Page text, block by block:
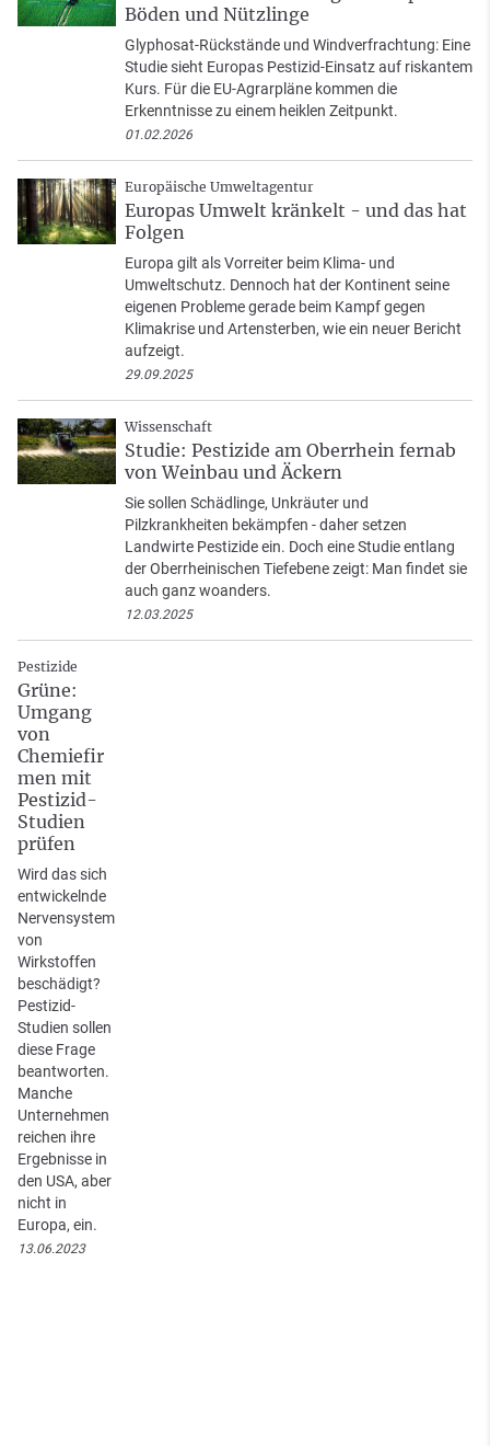
Böden und Nützlinge
Glyphosat-Rückstände und Windverfrachtung: Eine
Studie sieht Europas Pestizid-Einsatz auf riskantem
Kurs. Für die EU-Agrarpläne kommen die
Erkenntnisse zu einem heiklen Zeitpunkt.
01.02.2026
Europäische Umweltagentur
Europas Umwelt kränkelt - und das hat
Folgen
Europa gilt als Vorreiter beim Klima- und
Umweltschutz. Dennoch hat der Kontinent seine
eigenen Probleme gerade beim Kampf gegen
Klimakrise und Artensterben, wie ein neuer Bericht
aufzeigt.
29.09.2025
Wissenschaft
Studie: Pestizide am Oberrhein fernab
von Weinbau und Äckern
Sie sollen Schädlinge, Unkräuter und
Pilzkrankheiten bekämpfen - daher setzen
Landwirte Pestizide ein. Doch eine Studie entlang
der Oberrheinischen Tiefebene zeigt: Man findet sie
auch ganz woanders.
12.03.2025
Pestizide
Grüne:
Umgang
von
Chemiefir
men mit
Pestizid-
Studien
prüfen
Wird das sich
entwickelnde
Nervensystem
von
Wirkstoffen
beschädigt?
Pestizid-
Studien sollen
diese Frage
beantworten.
Manche
Unternehmen
reichen ihre
Ergebnisse in
den USA, aber
nicht in
Europa, ein.
13.06.2023